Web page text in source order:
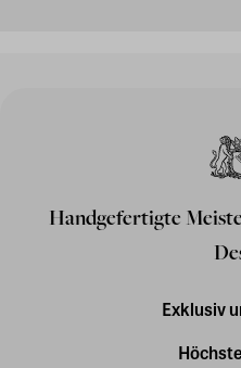
Handgefertigte
Exklusiv